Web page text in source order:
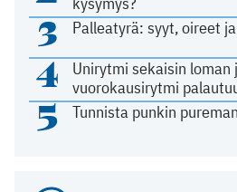
3 Palleatyrä: syyt, oireet
4
Unirytmi sekaisin loman
vuorokausirytmi
5 Tunnista punkin